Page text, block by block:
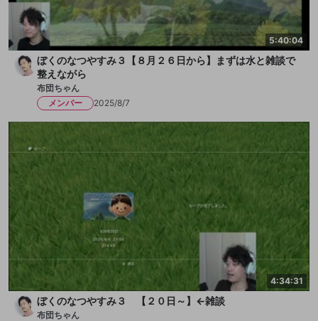
5:40:04
ぼくのなつやすみ３【８月２６日から】まずは水と雑談で
整えながら
布団ちゃん
メンバー
2025/8/7
4:34:31
ぼくのなつやすみ３ 【２０日～】←雑談
布団ちゃん